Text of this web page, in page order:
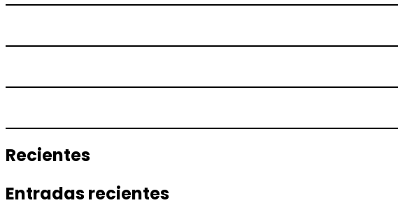
Recientes
Entradas recientes